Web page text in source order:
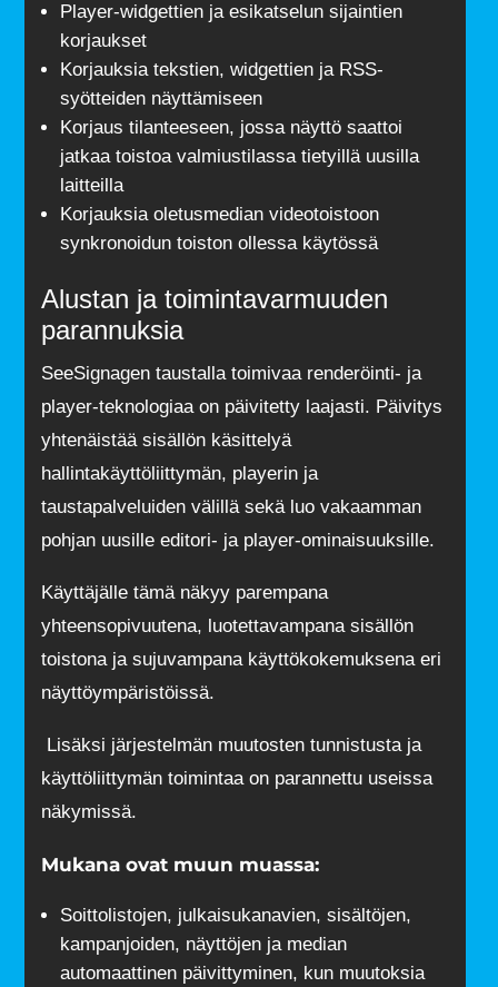
Player-widgettien ja esikatselun sijaintien
korjaukset
Korjauksia tekstien, widgettien ja RSS-
syötteiden näyttämiseen
Korjaus tilanteeseen, jossa näyttö saattoi
jatkaa toistoa valmiustilassa tietyillä uusilla
laitteilla
Korjauksia oletusmedian videotoistoon
synkronoidun toiston ollessa käytössä
Alustan ja toimintavarmuuden
parannuksia
SeeSignagen taustalla toimivaa renderöinti- ja
player-teknologiaa on päivitetty laajasti. Päivitys
yhtenäistää sisällön käsittelyä
hallintakäyttöliittymän, playerin ja
taustapalveluiden välillä sekä luo vakaamman
pohjan uusille editori- ja player-ominaisuuksille.
Käyttäjälle tämä näkyy parempana
yhteensopivuutena, luotettavampana sisällön
toistona ja sujuvampana käyttökokemuksena eri
näyttöympäristöissä.
Lisäksi järjestelmän muutosten tunnistusta ja
käyttöliittymän toimintaa on parannettu useissa
näkymissä.
Mukana ovat muun muassa:
Soittolistojen, julkaisukanavien, sisältöjen,
kampanjoiden, näyttöjen ja median
automaattinen päivittyminen, kun muutoksia